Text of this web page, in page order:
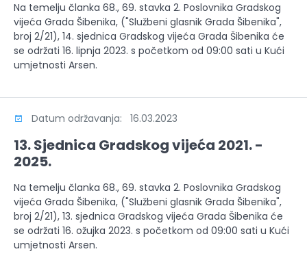
Na temelju članka 68., 69. stavka 2. Poslovnika Gradskog
vijeća Grada Šibenika, ("Službeni glasnik Grada Šibenika",
broj 2/21), 14. sjednica Gradskog vijeća Grada Šibenika će
se održati 16. lipnja 2023. s početkom od 09:00 sati u Kući
umjetnosti Arsen.
Datum održavanja: 16.03.2023
13. Sjednica Gradskog vijeća 2021. -
2025.
Na temelju članka 68., 69. stavka 2. Poslovnika Gradskog
vijeća Grada Šibenika, ("Službeni glasnik Grada Šibenika",
broj 2/21), 13. sjednica Gradskog vijeća Grada Šibenika će
se održati 16. ožujka 2023. s početkom od 09:00 sati u Kući
umjetnosti Arsen.